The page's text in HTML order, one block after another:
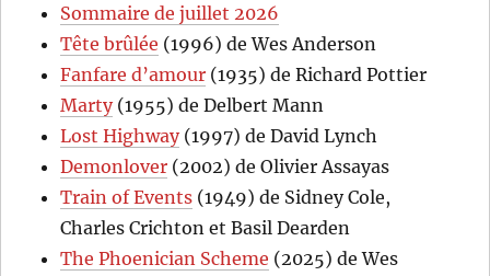
Sommaire de juillet 2026
Tête brûlée (1996) de Wes Anderson
Fanfare d’amour (1935) de Richard Pottier
Marty(1955) de Delbert Mann
Lost Highway(1997) de David Lynch
Demonlover (2002) de Olivier Assayas
Train of Events (1949) de Sidney Cole,
Charles Crichton et Basil Dearden
The Phoenician Scheme (2025) de Wes